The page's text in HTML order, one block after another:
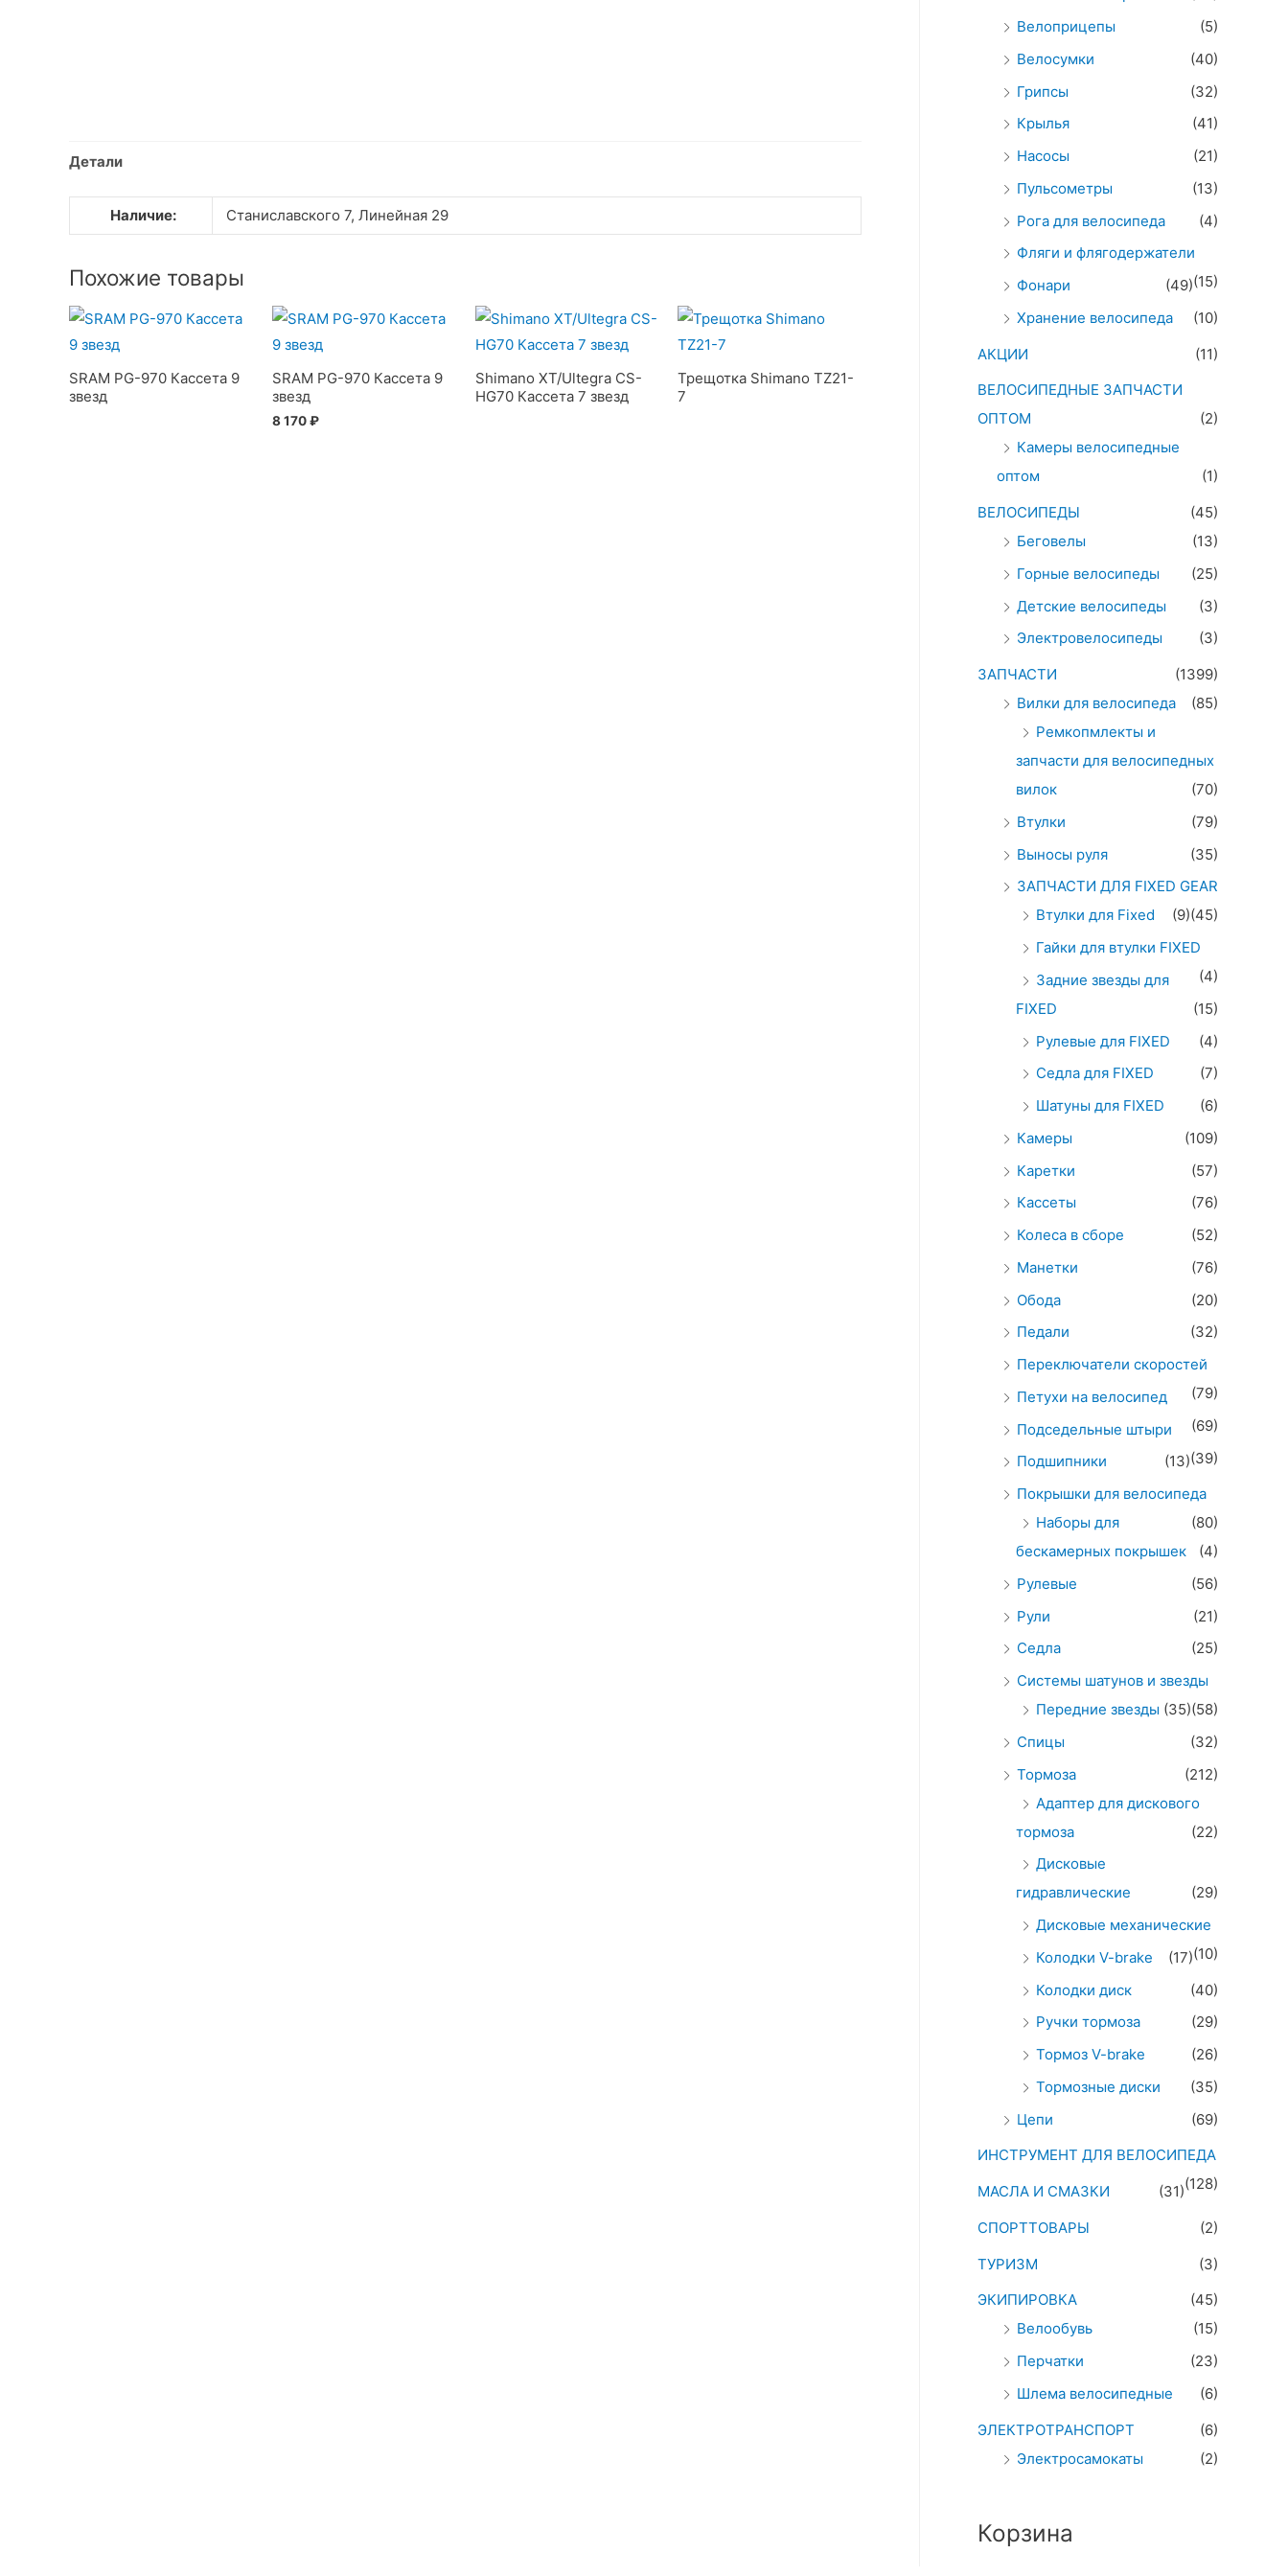
Детали
Наличие: Станиславского 7, Линейная 29
Похожие товары
SRAM PG-970 Кассета 9
звезд
SRAM PG-970 Кассета 9
звезд
8 170₽
Shimano XT/Ultegra CS-
HG70 Кассета 7 звезд
Трещотка Shimano TZ21-
7
Велоприцепы
(5)
Велосумки
(40)
Грипсы
(32)
Крылья
(41)
Насосы
(21)
Пульсометры
(13)
Рога для велосипеда
(4)
Фляги и флягодержатели
(15)
Фонари
(49)
Хранение велосипеда
(10)
АКЦИИ
(11)
ВЕЛОСИПЕДНЫЕ ЗАПЧАСТИ
ОПТОМ
(2)
Камеры велосипедные
оптом
(1)
ВЕЛОСИПЕДЫ
(45)
Беговелы
(13)
Горные велосипеды
(25)
Детские велосипеды
(3)
Электровелосипеды
(3)
ЗАПЧАСТИ
(1399)
Вилки для велосипеда
(85)
Ремкопмлекты и
запчасти для велосипедных
вилок
(70)
Втулки
(79)
Выносы руля
(35)
ЗАПЧАСТИ ДЛЯ FIXED GEAR
(45)
Втулки для Fixed
(9)
Гайки для втулки FIXED
(4)
Задние звезды для
FIXED
(15)
Рулевые для FIXED
(4)
Седла для FIXED
(7)
Шатуны для FIXED
(6)
Камеры
(109)
Каретки
(57)
Кассеты
(76)
Колеса в сборе
(52)
Манетки
(76)
Обода
(20)
Педали
(32)
Переключатели скоростей
(79)
Петухи на велосипед
(69)
Подседельные штыри
(39)
Подшипники
(13)
Покрышки для велосипеда
(80)
Наборы для
бескамерных покрышек
(4)
Рулевые
(56)
Рули
(21)
Седла
(25)
Системы шатунов и звезды
(58)
Передние звезды (35)
Спицы
(32)
Тормоза
(212)
Адаптер для дискового
тормоза
(22)
Дисковые
гидравлические
(29)
Дисковые механические
(10)
Колодки V-brake
(17)
Колодки диск
(40)
Ручки тормоза
(29)
Тормоз V-brake
(26)
Тормозные диски
(35)
Цепи
(69)
ИНСТРУМЕНТ ДЛЯ ВЕЛОСИПЕДА
(128)
МАСЛА И СМАЗКИ
(31)
СПОРТТОВАРЫ
(2)
ТУРИЗМ
(3)
ЭКИПИРОВКА
(45)
Велообувь
(15)
Перчатки
(23)
Шлема велосипедные
(6)
ЭЛЕКТРОТРАНСПОРТ
(6)
Электросамокаты
(2)
Корзина